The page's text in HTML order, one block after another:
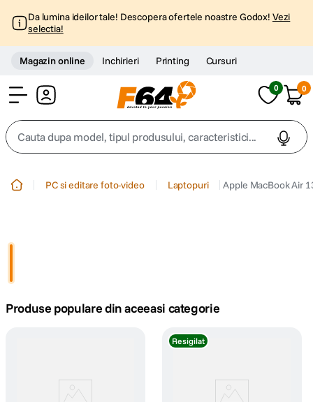
Da lumina ideilor tale! Descopera ofertele noastre Godox! Vezi
selectia!
Magazin online Inchirieri Printing Cursuri
0 0
Cauta dupa model, tipul produsului, caracteristici...
4. peak design
PC si editare foto-video Laptopuri Apple MacBook Air
Produse populare din aceeasi categorie
Resigilat